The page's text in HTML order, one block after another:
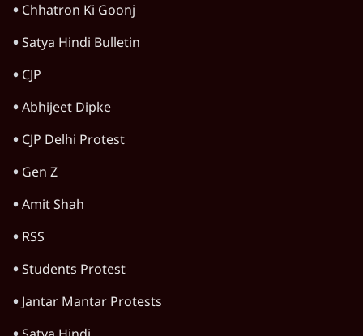
Chhatron Ki Goonj
Satya Hindi Bulletin
CJP
Abhijeet Dipke
CJP Delhi Protest
Gen Z
Amit Shah
RSS
Students Protest
Jantar Mantar Protests